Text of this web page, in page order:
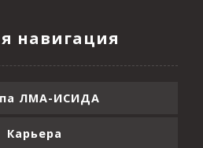
навигация
ЛМА-ИСИДА
Карьера